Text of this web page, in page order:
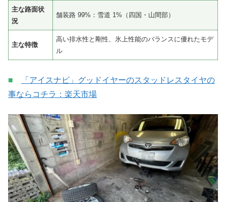
主な路面状
況
舗装路 99%：雪道 1%（四国・山間部）
主な特徴
高い排水性と剛性、氷上性能のバランスに優れたモデ
ル
■
「アイスナビ」グッドイヤーのスタッドレスタイヤの
事ならコチラ：楽天市場